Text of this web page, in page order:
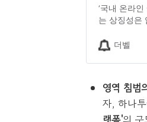
‘국내 온라
는 상징성은
델의 지속 가
더벨
영역 침범
자, 하나